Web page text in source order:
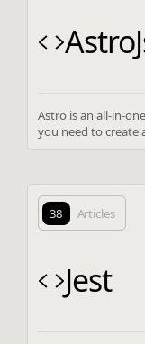
Astro is an all-in-
you need to create
38 Articles
Jest